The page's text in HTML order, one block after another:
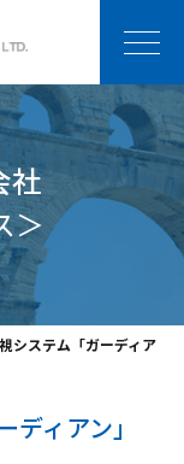
社
＞
システム「ガーディア
ィアン」